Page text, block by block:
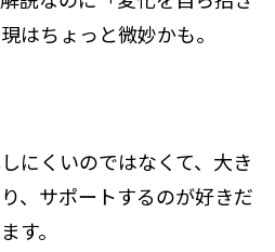
はちょっと微妙かも。
にくいのではなくて、大き
、サポートするのが好きだ
す。